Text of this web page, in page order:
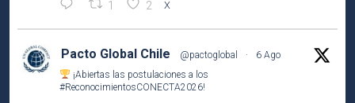
1 2 X
Pacto Global Chile @pactoglobal ·
6 Ago
¡Abiertas las postulaciones a los
#ReconocimientosCONECTA2026!